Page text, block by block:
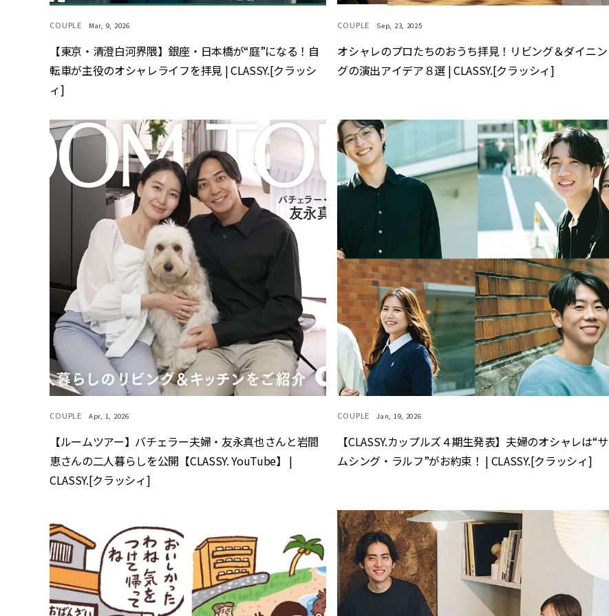
COUPLE Mar, 9, 2026
【東京・清澄白河界隈】銀座・日本橋が“庭”になる！自
転車が主役のオシャレライフを拝見 | CLASSY.[クラッシ
ィ]
COUPLE Sep, 23, 2025
オシャレのプロたちのおうち拝見！リビング＆ダイニン
グの演出アイデア８選 | CLASSY.[クラッシィ]
COUPLE Apr, 1, 2026
【ルームツアー】バチェラー夫婦・友永真也さんと岩間
恵さんの二人暮らしを公開【CLASSY. YouTube】 |
CLASSY.[クラッシィ]
COUPLE Jan, 19, 2026
【CLASSY.カップルズ４期生発表】夫婦のオシャレは“サ
ムシング・ラルフ”がお約束！ | CLASSY.[クラッシィ]